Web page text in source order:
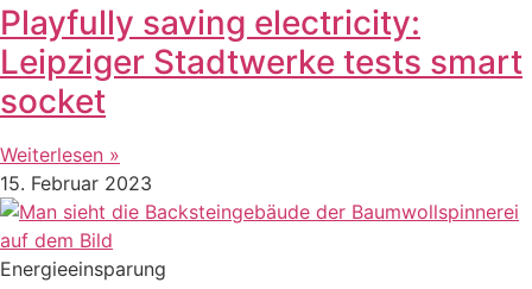
Playfully saving electricity:
Leipziger Stadtwerke tests smart
socket
Weiterlesen »
15. Februar 2023
Energieeinsparung